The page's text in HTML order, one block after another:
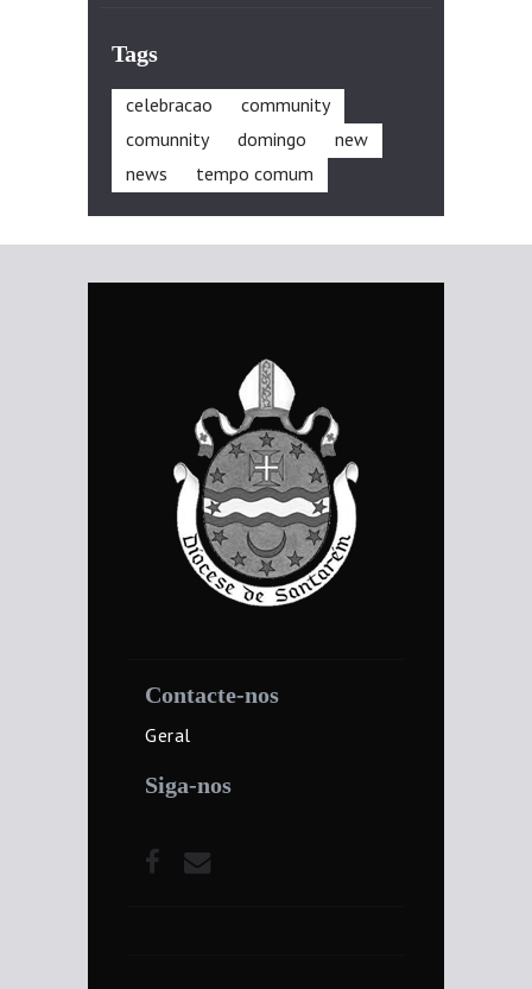
Tags
celebracao
community
comunnity
domingo
new
news
tempo comum
Contacte-nos
Geral
Siga-nos